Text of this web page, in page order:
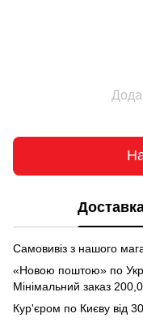
Самовивіз з нашого
«Новою поштою» по
Мінімальний заказ
Кур'єром по Києву від